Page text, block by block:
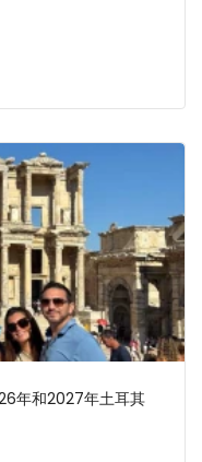
年和2027年土耳其